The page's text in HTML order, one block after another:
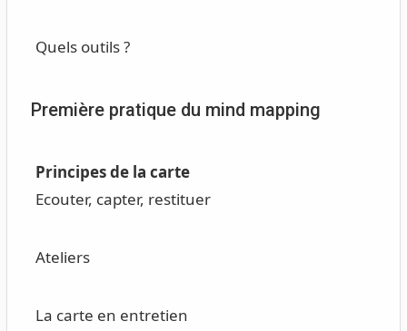
Quels outils ?
Première pratique du mind mapping
Principes de la carte
Ecouter, capter, restituer
Ateliers
La carte en entretien